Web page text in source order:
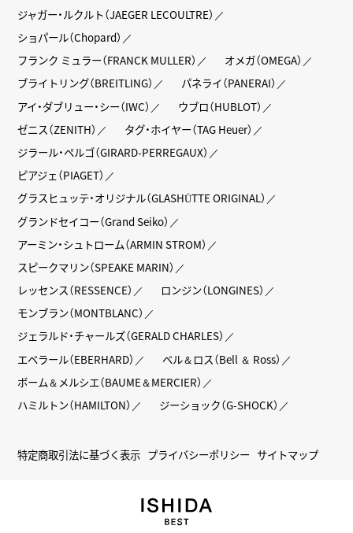
ジャガー・ルクルト（JAEGER LECOULTRE）
ショパール（Chopard）
フランク ミュラー（FRANCK MULLER）
オメガ（OMEGA）
ブライトリング（BREITLING）
パネライ（PANERAI）
アイ・ダブリュー・シー（IWC）
ウブロ（HUBLOT）
ゼニス（ZENITH）
タグ・ホイヤー（TAG Heuer）
ジラール・ペルゴ（GIRARD-PERREGAUX）
ピアジェ（PIAGET）
グラスヒュッテ・オリジナル（GLASHÜTTE ORIGINAL）
グランドセイコー（Grand Seiko）
アーミン・シュトローム（ARMIN STROM）
スピークマリン（SPEAKE MARIN）
レッセンス（RESSENCE）
ロンジン（LONGINES）
モンブラン（MONTBLANC）
ジェラルド・チャールズ（GERALD CHARLES）
エベラール（EBERHARD）
ベル＆ロス（Bell ＆ Ross）
ボーム＆メルシエ（BAUME＆MERCIER）
ハミルトン（HAMILTON）
ジーショック（G-SHOCK）
特定商取引法に基づく表示 プライバシーポリシー サイトマップ